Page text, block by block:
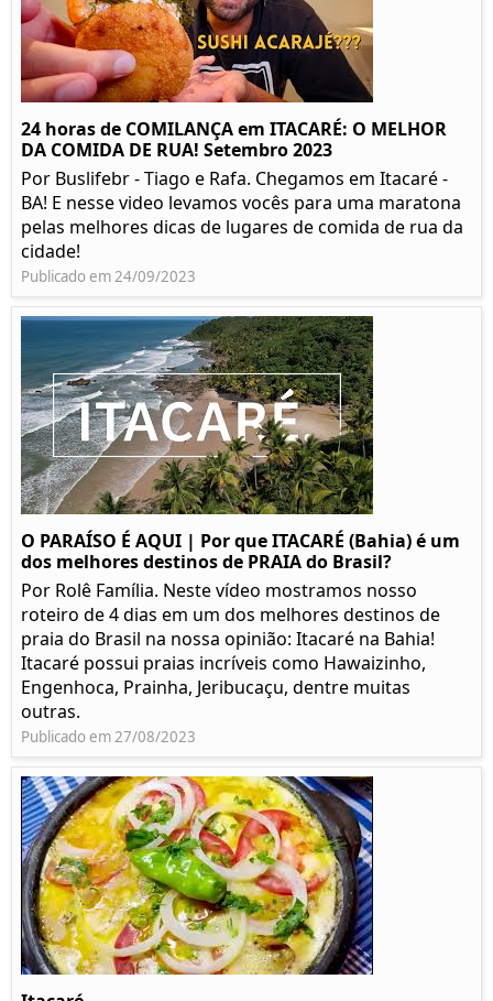
24 horas de COMILANÇA em ITACARÉ: O MELHOR
DA COMIDA DE RUA! Setembro 2023
Por Buslifebr - Tiago e Rafa. Chegamos em Itacaré -
BA! E nesse video levamos vocês para uma maratona
pelas melhores dicas de lugares de comida de rua da
cidade!
Publicado em 24/09/2023
O PARAÍSO É AQUI | Por que ITACARÉ (Bahia) é um
dos melhores destinos de PRAIA do Brasil?
Por Rolê Família. Neste vídeo mostramos nosso
roteiro de 4 dias em um dos melhores destinos de
praia do Brasil na nossa opinião: Itacaré na Bahia!
Itacaré possui praias incríveis como Hawaizinho,
Engenhoca, Prainha, Jeribucaçu, dentre muitas
outras.
Publicado em 27/08/2023